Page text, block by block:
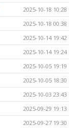
2025-10-18 10:28
2025-10-18 00:38
2025-10-14 19:42
2025-10-14 19:24
2025-10-05 19:19
2025-10-05 18:30
2025-10-03 23:43
2025-09-29 19:13
2025-09-27 19:30